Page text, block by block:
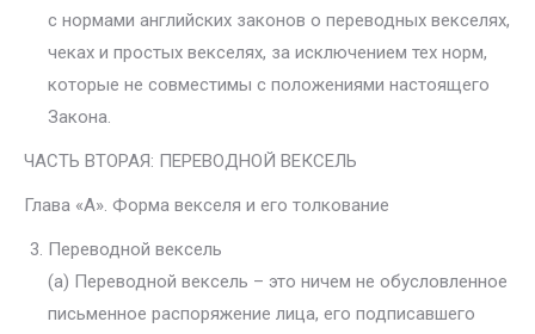
с нормами английских законов о переводных векселях,
чеках и простых векселях, за исключением тех норм,
которые не совместимы с положениями настоящего
Закона.
ЧАСТЬ ВТОРАЯ: ПЕРЕВОДНОЙ ВЕКСЕЛЬ
Глава «А». Форма векселя и его толкование
Переводной вексель
(а) Переводной вексель – это ничем не обусловленное
письменное распоряжение лица, его подписавшего